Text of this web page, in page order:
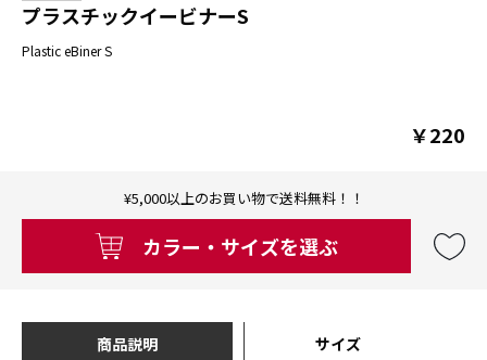
プラスチックイービナーS
Plastic eBiner S
￥220
¥5,000以上のお買い物で送料無料！！
カラー・サイズを選ぶ
商品説明 サイズ